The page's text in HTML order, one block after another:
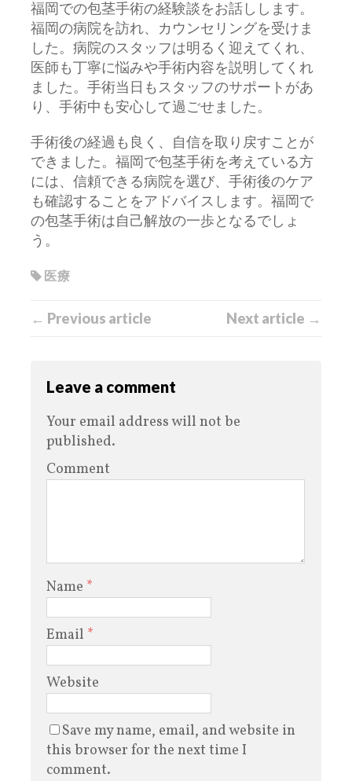
福岡での包茎手術の経験談をお話しします。
福岡の病院を訪れ、カウンセリングを受けま
した。病院のスタッフは明るく迎えてくれ、
医師も丁寧に悩みや手術内容を説明してくれ
ました。手術当日もスタッフのサポートがあ
り、手術中も安心して過ごせました。
手術後の経過も良く、自信を取り戻すことが
できました。福岡で包茎手術を考えている方
には、信頼できる病院を選び、手術後のケア
も確認することをアドバイスします。福岡で
の包茎手術は自己解放の一歩となるでしょ
う。
医療
← Previous article Next article →
Leave a comment
Your email address will not be
published.
Comment
Name *
Email *
Website
Save my name, email, and website in
this browser for the next time I
comment.